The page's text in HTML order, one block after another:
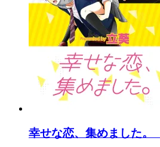
幸せな恋、集めました。